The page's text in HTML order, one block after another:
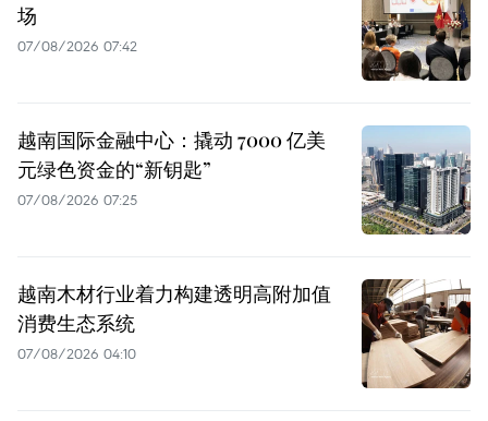
场
07/08/2026 07:42
越南国际金融中心：撬动 7000 亿美
元绿色资金的“新钥匙”
07/08/2026 07:25
越南木材行业着力构建透明高附加值
消费生态系统
07/08/2026 04:10